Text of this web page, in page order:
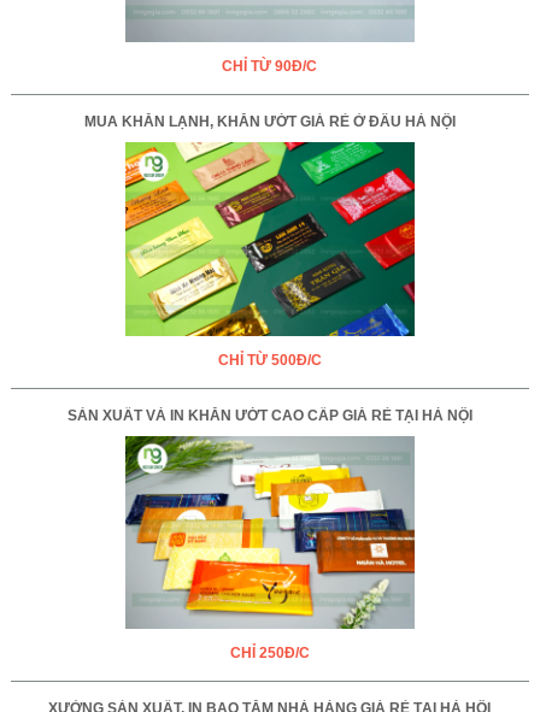
CHỈ TỪ 90Đ/C
MUA KHĂN LẠNH, KHĂN ƯỚT GIÁ RẺ Ở ĐÂU HÀ NỘI
CHỈ TỪ 500Đ/C
SẢN XUẤT VÀ IN KHĂN ƯỚT CAO CẤP GIÁ RẺ TẠI HÀ NỘI
CHỈ 250Đ/C
XƯỞNG SẢN XUẤT, IN BAO TĂM NHÀ HÀNG GIÁ RẺ TẠI HÀ HỘI